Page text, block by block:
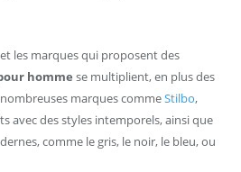
les marques qui proposent des
homme se multiplient, en plus des
marques commeStilbo,
avec des styles intemporels, ainsi que
comme le gris, le noir, le bleu, ou